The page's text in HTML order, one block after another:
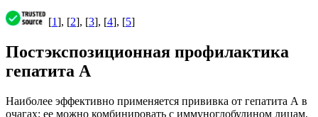
[1], [2], [3], [4], [5]
Постэкспозиционная профилактика
гепатита А
Наиболее эффективно применяется прививка от гепатита А в
очагах; ее можно комбинировать с иммуноглобулином лицам,